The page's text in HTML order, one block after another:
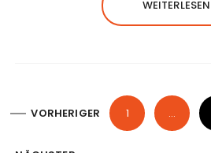
WEITERLESEN
VORHERIGER 1 …